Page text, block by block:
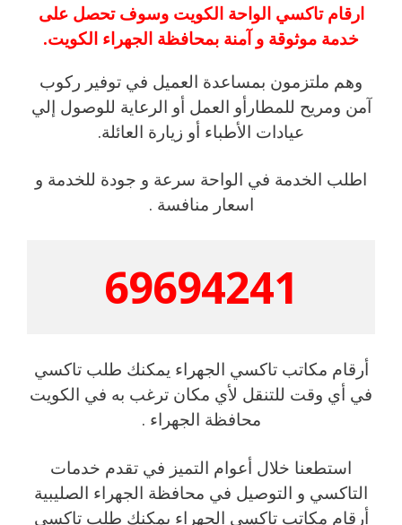
ارقام تاكسي الواحة الكويت وسوف تحصل على
خدمة موثوقة و آمنة بمحافظة الجهراء الكويت.
وهم ملتزمون بمساعدة العميل في توفير ركوب
آمن ومريح للمطارأو العمل أو الرعاية للوصول إلي
عيادات الأطباء أو زيارة العائلة.
اطلب الخدمة في الواحة سرعة و جودة للخدمة و
اسعار منافسة .
69694241
أرقام مكاتب تاكسي الجهراء يمكنك طلب تاكسي
في أي وقت للتنقل لأي مكان ترغب به في الكويت
محافظة الجهراء .
استطعنا خلال أعوام التميز في تقدم خدمات
التاكسي و التوصيل في محافظة الجهراء الصليبية
أرقام مكاتب تاكسي الجهراء يمكنك طلب تاكسي